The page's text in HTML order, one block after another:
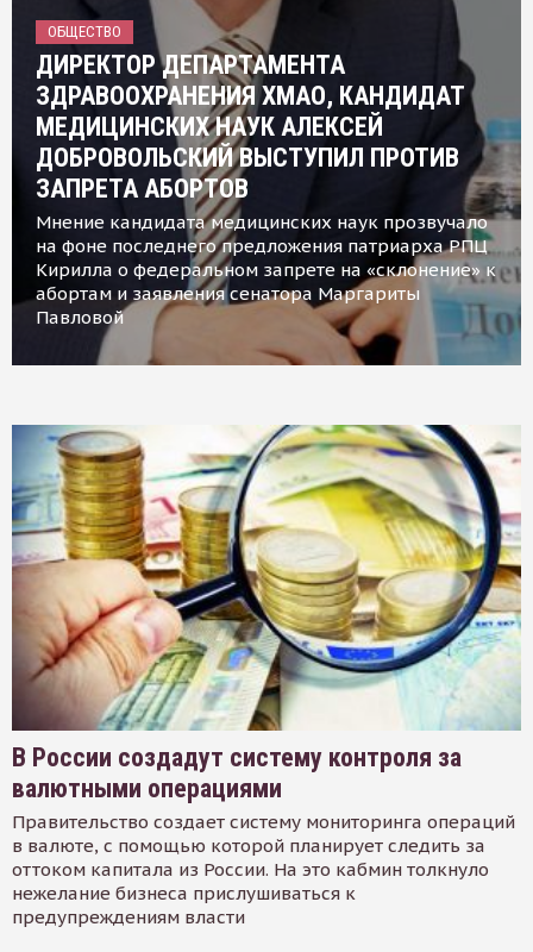
ОБЩЕСТВО
ДИРЕКТОР ДЕПАРТАМЕНТА
ЗДРАВООХРАНЕНИЯ ХМАО, КАНДИДАТ
МЕДИЦИНСКИХ НАУК АЛЕКСЕЙ
ДОБРОВОЛЬСКИЙ ВЫСТУПИЛ ПРОТИВ
ЗАПРЕТА АБОРТОВ
Мнение кандидата медицинских наук прозвучало
на фоне последнего предложения патриарха РПЦ
Кирилла о федеральном запрете на «склонение» к
абортам и заявления сенатора Маргариты
Павловой
В России создадут систему контроля за
валютными операциями
Правительство создает систему мониторинга операций
в валюте, с помощью которой планирует следить за
оттоком капитала из России. На это кабмин толкнуло
нежелание бизнеса прислушиваться к
предупреждениям власти